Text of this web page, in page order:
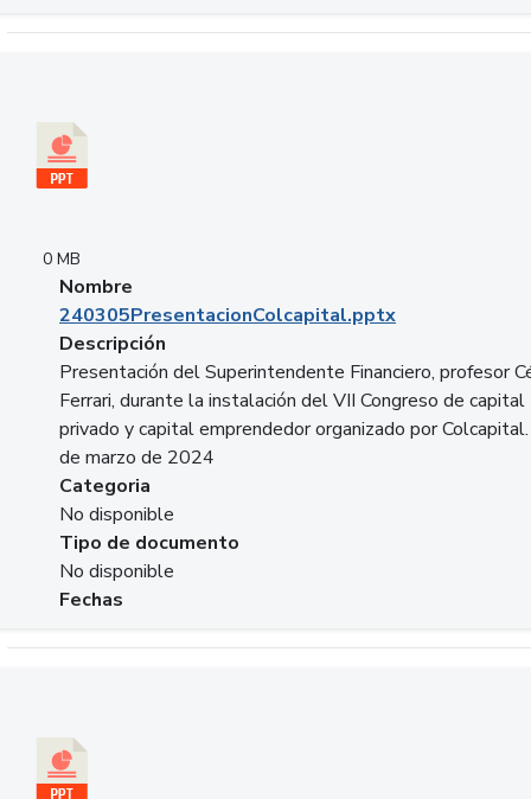
0 MB
Nombre
240305PresentacionColcapital.pptx
Descripción
Presentación del Superintendente Financiero, profesor
Ferrari, durante la instalación del VII Congreso de capital
privado y capital emprendedor organizado por
de marzo de 2024
Categoria
No disponible
Tipo de documento
No disponible
Fechas